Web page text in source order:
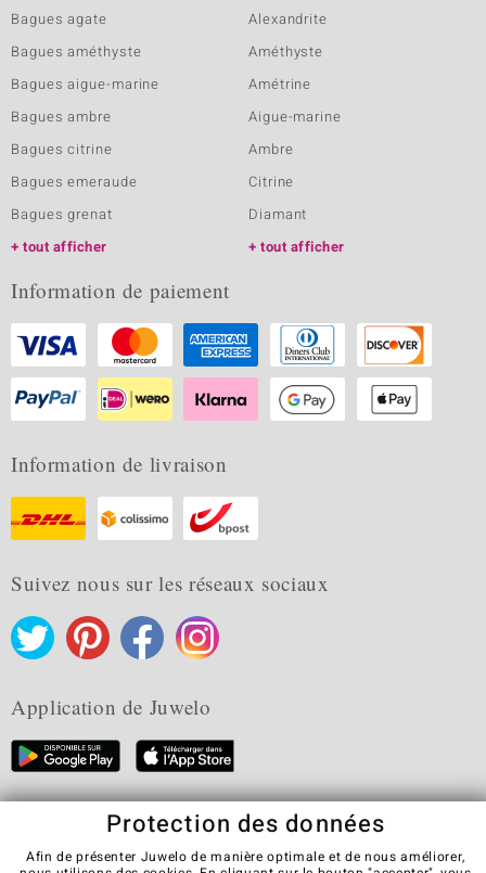
Bagues agate
Bagues améthyste
Bagues aigue-marine
Bagues ambre
Bagues citrine
Bagues emeraude
Bagues grenat
tout afficher
Alexandrite
Améthyste
Amétrine
Aigue-marine
Ambre
Citrine
Diamant
tout afficher
Information de paiement
Information de livraison
Suivez nous sur les réseaux sociaux
Application de Juwelo
CGV Protection des données
Cookies
Protection des données
Afin de présenter Juwelo de manière optimale et de nous améliorer,